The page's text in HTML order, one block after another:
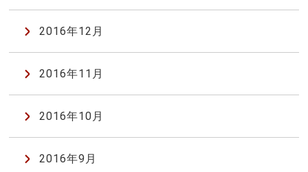
2016年12月
2016年11月
2016年10月
2016年9月